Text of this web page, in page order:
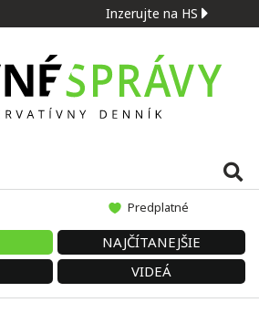
Inzerujte na HS
Predplatné
NAJČÍTANEJŠIE
VIDEÁ